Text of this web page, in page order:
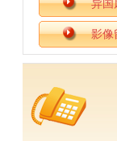
影像